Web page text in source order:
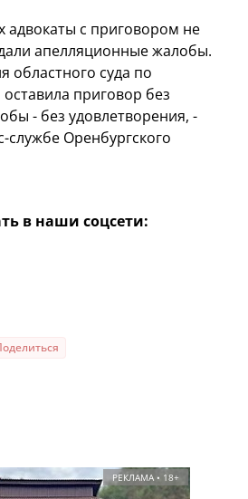
адвокаты с приговором не
апелляционные жалобы.
областного суда по
приговор без
- без удовлетворения, -
службе Оренбургского
в наши соцсети:
РЕКЛАМА • 18+